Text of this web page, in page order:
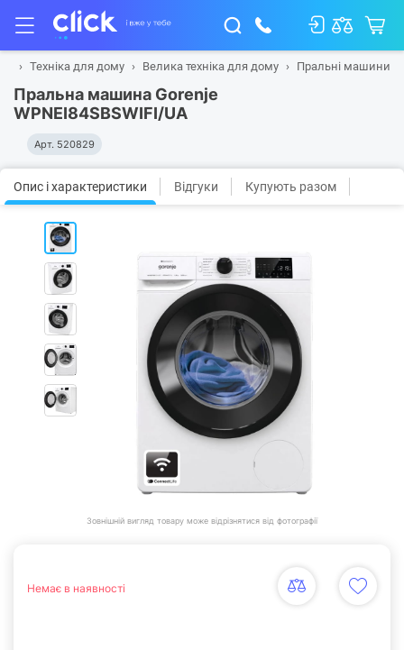
Техніка для дому Велика техніка для дому Пральні машини
Пральна машина Gorenje
WPNEI84SBSWIFI/UA
Арт. 520829
Опис і характеристики Відгуки Купують разом
Зовнішній вигляд товару може відрізнятися від фотографії
Немає в наявності